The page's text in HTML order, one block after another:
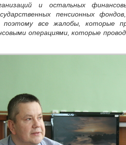
и остальных
пенсионных
поэтому все жалобы, которые
операциями, которые